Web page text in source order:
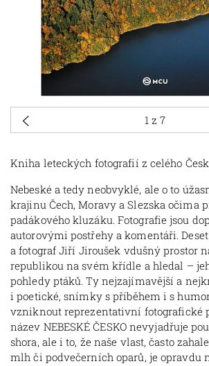
1z 7
Kniha leteckých fotografií z celého
Nebeské a tedy neobvyklé, ale o to
krajinu Čech, Moravy a Slezska očima
padákového kluzáku. Fotografie jsou
autorovými postřehy a komentáři.
a fotograf Jiří Jiroušek vdušný prostor
republikou na svém křídle a hledal –
pohledy ptáků. Ty nejzajímavější a
i poetické, snímky s příběhem i s
vzniknout reprezentativní fotografické
název NEBESKÉ ČESKO nevyjadřuje
shora, ale i to, že naše vlast, často
mlh či podvečerních oparů, je opravdu